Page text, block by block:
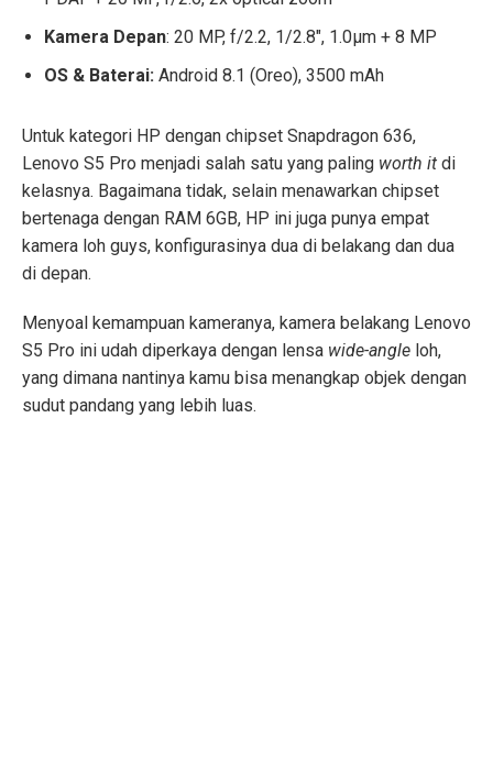
Kamera Depan: 20 MP, f/2.2, 1/2.8″, 1.0µm + 8 MP
OS & Baterai: Android 8.1 (Oreo), 3500 mAh
Untuk kategori HP dengan chipset Snapdragon 636,
Lenovo S5 Pro menjadi salah satu yang paling worth it di
kelasnya. Bagaimana tidak, selain menawarkan chipset
bertenaga dengan RAM 6GB, HP ini juga punya empat
kamera loh guys, konfigurasinya dua di belakang dan dua
di depan.
Menyoal kemampuan kameranya, kamera belakang Lenovo
S5 Pro ini udah diperkaya dengan lensa wide-angle loh,
yang dimana nantinya kamu bisa menangkap objek dengan
sudut pandang yang lebih luas.